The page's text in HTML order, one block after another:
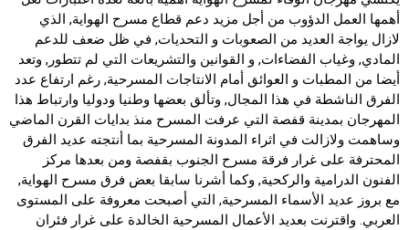
أهمها العمل الدؤوب من أجل مزيد دعم قطاع مسرح الهواية, الذي
لازال يواجة العديد من الصعوبات و التحديات, في ظل ضعف للدعم
المادي, وغياب الفضاءات, و القوانين والتشريعات التي لم تتطور, وتعد
أيضا من المطبات و العوائق أمام الانتاجات المسرحية, رغم ارتفاع عدد
الفرق الناشطة في هذا المجال, وتألق بعضها وطنيا ودوليا وارتباط هذا
المهرجان بمدينة قفصة التي عرفت المسرح منذ بدايات القرن الماضي
وساهمت ولازالت في اثراء المدونة المسرحية بما أنتجته عديد الفرق
المحترفة على غرار فرقة مسرح الجنوب بقفصة ومن بعدها مركز
الفنون الدرامية والركحية, وكما أشرنا سابقا بعض فرق مسرح الهواية,
مع بروز عديد الأسماء المسرحية, التي أصبحت معروفة على المستوى
العربي. واقترنت بعديد الأعمال المسرحية الخالدة على غرار فئران